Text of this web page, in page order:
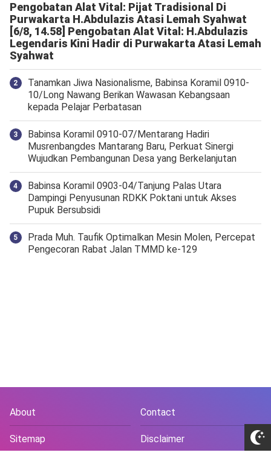
Pengobatan Alat Vital: Pijat Tradisional Di
Purwakarta H.Abdulazis Atasi Lemah Syahwat
[6/8, 14.58] Pengobatan Alat Vital: H.Abdulazis
Legendaris Kini Hadir di Purwakarta Atasi Lemah
Syahwat
Tanamkan Jiwa Nasionalisme, Babinsa Koramil 0910-
10/Long Nawang Berikan Wawasan Kebangsaan
kepada Pelajar Perbatasan
Babinsa Koramil 0910-07/Mentarang Hadiri
Musrenbangdes Mantarang Baru, Perkuat Sinergi
Wujudkan Pembangunan Desa yang Berkelanjutan
‎Babinsa Koramil 0903-04/Tanjung Palas Utara
Dampingi Penyusunan RDKK Poktani untuk Akses
Pupuk Bersubsidi
Prada Muh. Taufik Optimalkan Mesin Molen, Percepat
Pengecoran Rabat Jalan TMMD ke-129
About Contact
Sitemap Disclaimer